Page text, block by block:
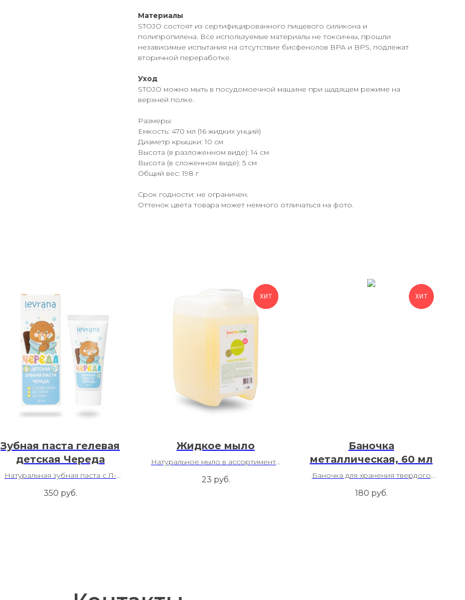
Материалы
STOJO состоят из сертифицированного пищевого силикона и
полипропилена. Все используемые материалы не токсичны, прошли
независимые испытания на отсутствие бисфенолов BPA и BPS, подлежат
вторичной переработке.
Уход
STOJO можно мыть в посудомоечной машине при щадящем режиме на
верхней полке.
Размеры:
Емкость: 470 мл (16 жидких унций)
Диаметр крышки: 10 см
Высота (в разложенном виде): 14 см
Высота (в сложенном виде): 5 см
Общий вес: 198 г
Срок годности: не ограничен.
Оттенок цвета товара может немного отличаться на фото.
Зубная паста гелевая
детская Череда
Натуральная зубная паста с Л-
350 руб.
ХИТ
Жидкое мыло
Натуральное мыло в ассортименте
23 руб.
ХИТ
Баночка
металлическая, 60 мл
Баночка для хранения твердого
косметики.
180 руб.